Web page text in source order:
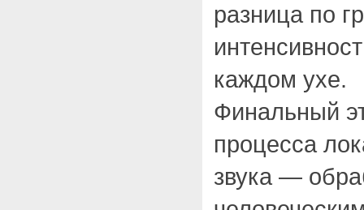
разница по
каждом ухе.
Финальный
процесса
звука —